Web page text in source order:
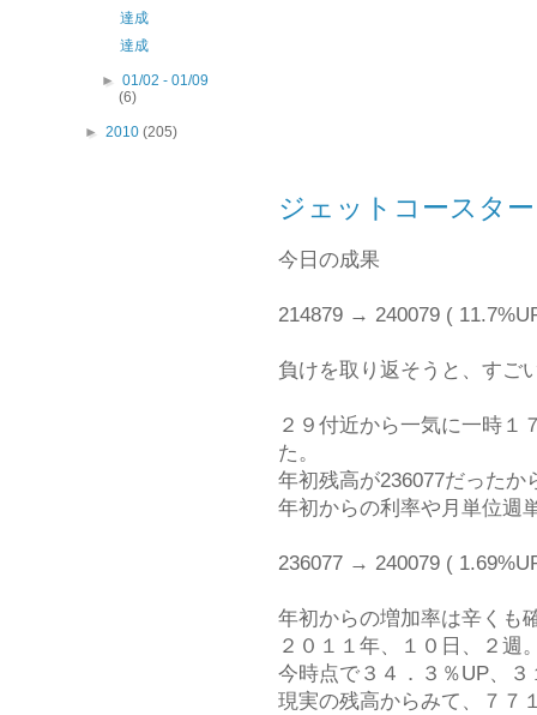
ジェットコースター
今日の成果
214879 → 240079 (
負けを取り返そうと、すご
２９付近から一気に一時１
た。
年初残高が236077だった
年初からの利率や月単位週
236077 → 240079 (
年初からの増加率は辛くも
２０１１年、１０日、２週
今時点で３４．３％UP、
現実の残高からみて、７７
達成
達成
►01/02 - 01/09
(6)
► 2010 (205)